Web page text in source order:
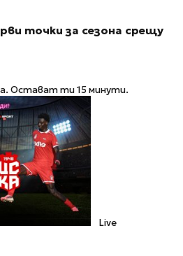
точки за сезона срещу
Остават ти 15 минути.
Live